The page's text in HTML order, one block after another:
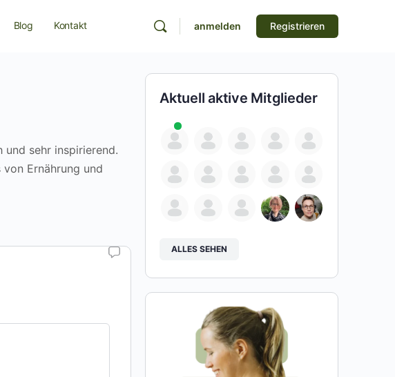
Blog Kontakt anmelden Registrieren
sehr inspirierend.
Ernährung und
Aktuell aktive Mitglieder
ALLES SEHEN